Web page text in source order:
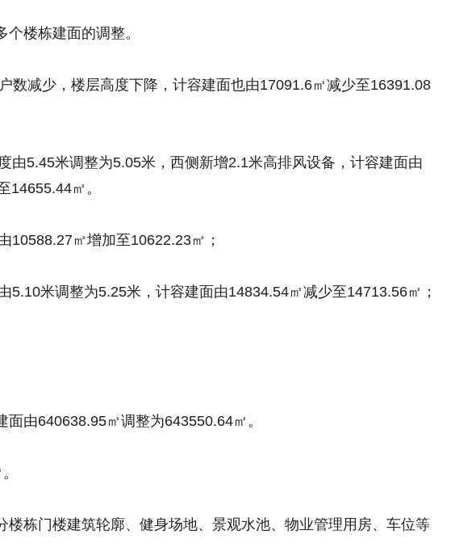
个楼栋建面的调整。
数减少，楼层高度下降，计容建面也由17091.6㎡减少至16391.08
由5.45米调整为5.05米，西侧新增2.1米高排风设备，计容建面由
14655.44㎡。
10588.27㎡增加至10622.23㎡；
5.10米调整为5.25米，计容建面由14834.54㎡减少至14713.56㎡；
面由640638.95㎡调整为643550.64㎡。
楼栋门楼建筑轮廓、健身场地、景观水池、物业管理用房、车位等